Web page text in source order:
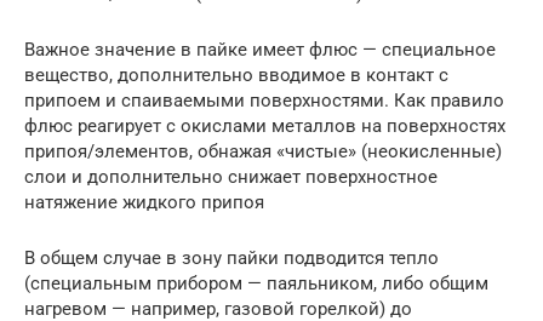
Важное значение в пайке имеет флюс — специальное
вещество, дополнительно вводимое в контакт с
припоем и спаиваемыми поверхностями. Как правило
флюс реагирует с окислами металлов на поверхностях
припоя/элементов, обнажая «чистые» (неокисленные)
слои и дополнительно снижает поверхностное
натяжение жидкого припоя
В общем случае в зону пайки подводится тепло
(специальным прибором — паяльником, либо общим
нагревом — например, газовой горелкой) до